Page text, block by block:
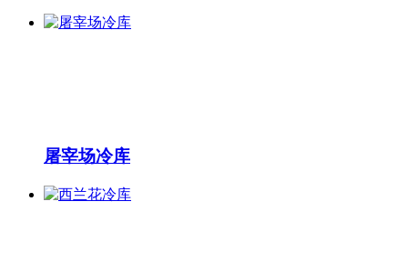
屠宰场冷库